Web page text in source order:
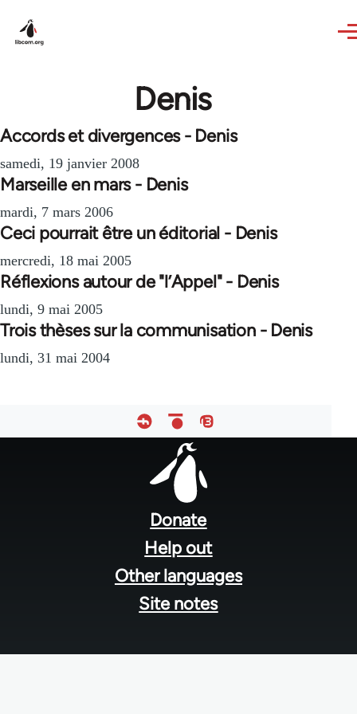
Denis
Accords et divergences - Denis
samedi, 19 janvier 2008
Marseille en mars - Denis
mardi, 7 mars 2006
Ceci pourrait être un éditorial - Denis
mercredi, 18 mai 2005
Réflexions autour de "l’Appel" - Denis
lundi, 9 mai 2005
Trois thèses sur la communisation - Denis
lundi, 31 mai 2004
Donate
Help out
Other languages
Site notes